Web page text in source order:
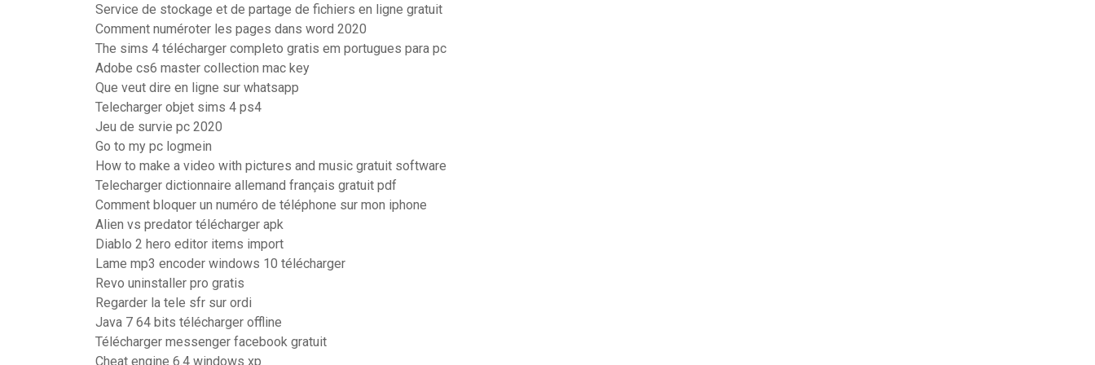
Service de stockage et de partage de fichiers en ligne gratuit
Comment numéroter les pages dans word 2020
The sims 4 télécharger completo gratis em portugues para pc
Adobe cs6 master collection mac key
Que veut dire en ligne sur whatsapp
Telecharger objet sims 4 ps4
Jeu de survie pc 2020
Go to my pc logmein
How to make a video with pictures and music gratuit software
Telecharger dictionnaire allemand français gratuit pdf
Comment bloquer un numéro de téléphone sur mon iphone
Alien vs predator télécharger apk
Diablo 2 hero editor items import
Lame mp3 encoder windows 10 télécharger
Revo uninstaller pro gratis
Regarder la tele sfr sur ordi
Java 7 64 bits télécharger offline
Télécharger messenger facebook gratuit
Cheat engine 6.4 windows xp